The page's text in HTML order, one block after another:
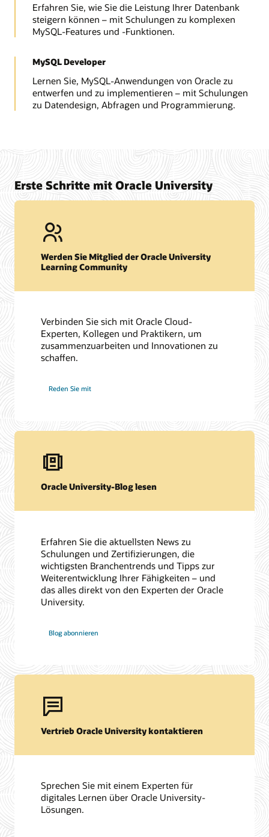
Erfahren Sie, wie Sie die Leistung Ihrer Datenbank
steigern können – mit Schulungen zu komplexen
MySQL-Features und -Funktionen.
MySQL Developer
Lernen Sie, MySQL-Anwendungen von Oracle zu
entwerfen und zu implementieren – mit Schulungen
zu Datendesign, Abfragen und Programmierung.
Erste Schritte mit Oracle University
Werden Sie Mitglied der Oracle University
Learning Community
Verbinden Sie sich mit Oracle Cloud-
Experten, Kollegen und Praktikern, um
zusammenzuarbeiten und Innovationen zu
schaffen.
Reden Sie mit
Oracle University-Blog lesen
Erfahren Sie die aktuellsten News zu
Schulungen und Zertifizierungen, die
wichtigsten Branchentrends und Tipps zur
Weiterentwicklung Ihrer Fähigkeiten – und
das alles direkt von den Experten der Oracle
University.
Blog abonnieren
Vertrieb Oracle University kontaktieren
Sprechen Sie mit einem Experten für
digitales Lernen über Oracle University-
Lösungen.